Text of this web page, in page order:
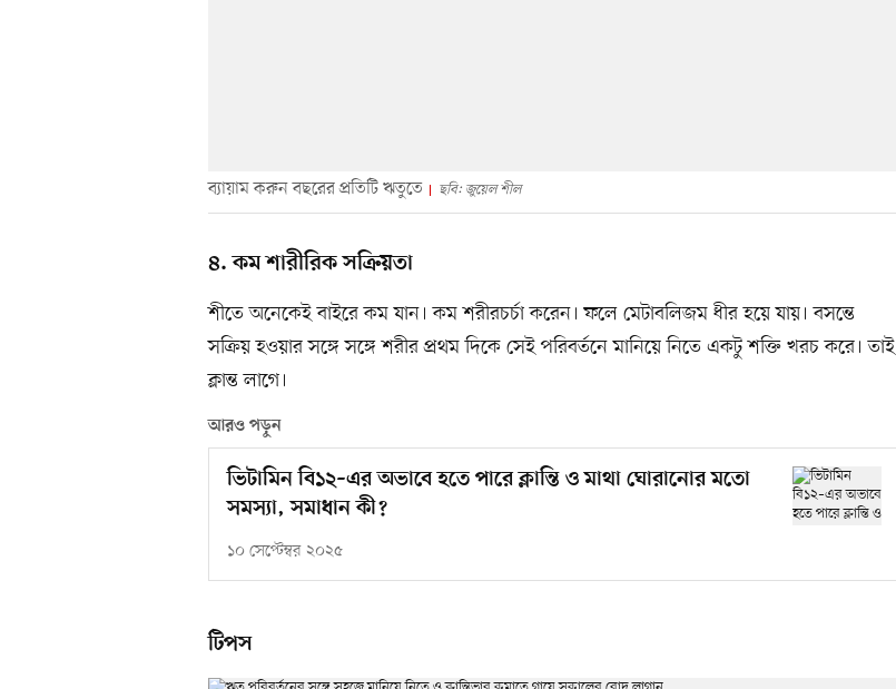
ব্যায়াম করুন বছরের প্রতিটি ঋতুতে ছবি: জুয়েল শীল
৪. কম শারীরিক সক্রিয়তা
শীতে অনেকেই বাইরে কম যান। কম শরীরচর্চা করেন। ফলে মেটাবলিজম ধীর হয়ে যায়। বসন্তে
সক্রিয় হওয়ার সঙ্গে সঙ্গে শরীর প্রথম দিকে সেই পরিবর্তনে মানিয়ে নিতে একটু শক্তি খরচ করে। তাই
ক্লান্ত লাগে।
আরও পড়ুন
ভিটামিন বি১২–এর অভাবে হতে পারে ক্লান্তি ও মাথা ঘোরানোর মতো
সমস্যা, সমাধান কী?
১০ সেপ্টেম্বর ২০২৫
টিপস